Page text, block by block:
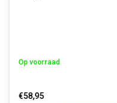
Op voorraad
€58,95